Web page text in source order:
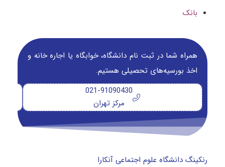
بانک
همراه شما در ثبت نام دانشگاه‌، خوابگاه یا اجاره خانه و
اخذ بورسیه‌های تحصیلی هستیم.
021-91090430
مرکز تهران
رنکینگ دانشگاه علوم اجتماعی آنکارا